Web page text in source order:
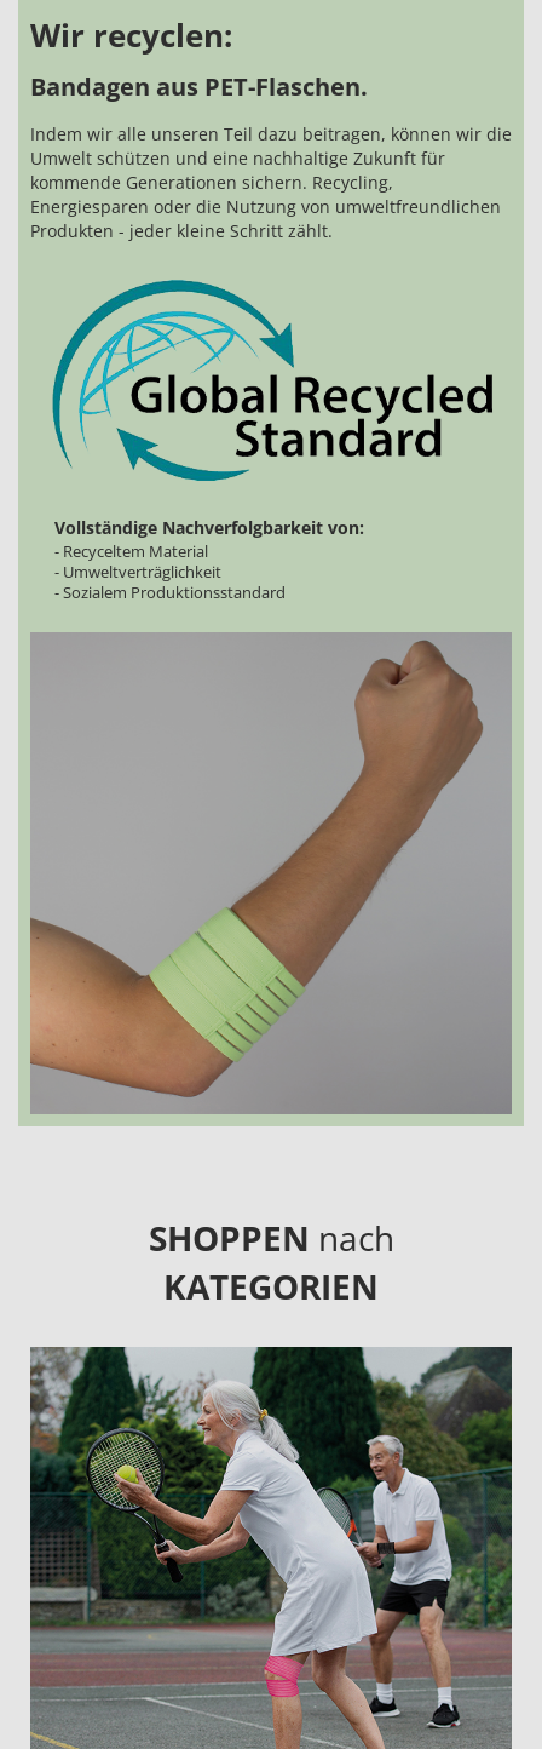
Wir recyclen:
Bandagen aus PET-Flaschen.
Indem wir alle unseren Teil dazu beitragen, können wir die
Umwelt schützen und eine nachhaltige Zukunft für
kommende Generationen sichern. Recycling,
Energiesparen oder die Nutzung von umweltfreundlichen
Produkten - jeder kleine Schritt zählt.
Vollständige Nachverfolgbarkeit von:
- Recyceltem Material
- Umweltverträglichkeit
- Sozialem Produktionsstandard
SHOPPEN nach
KATEGORIEN